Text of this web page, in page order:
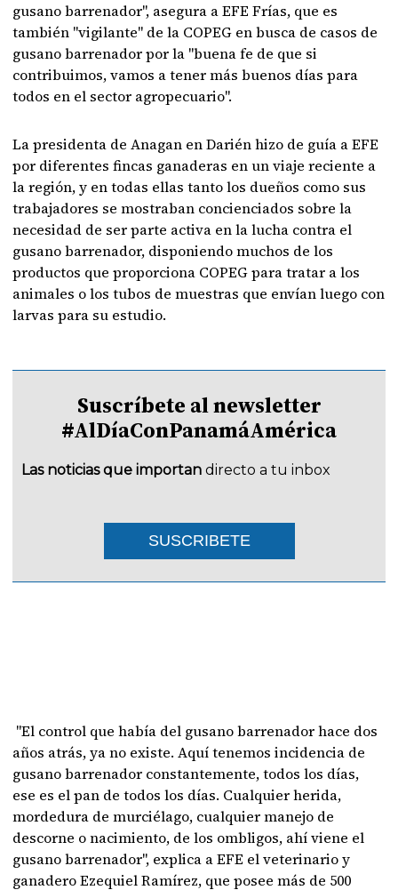
gusano barrenador", asegura a EFE Frías, que es
también "vigilante" de la COPEG en busca de casos de
gusano barrenador por la "buena fe de que si
contribuimos, vamos a tener más buenos días para
todos en el sector agropecuario".
La presidenta de Anagan en Darién hizo de guía a EFE
por diferentes fincas ganaderas en un viaje reciente a
la región, y en todas ellas tanto los dueños como sus
trabajadores se mostraban concienciados sobre la
necesidad de ser parte activa en la lucha contra el
gusano barrenador, disponiendo muchos de los
productos que proporciona COPEG para tratar a los
animales o los tubos de muestras que envían luego con
larvas para su estudio.
Suscríbete al newsletter
#AlDíaConPanamáAmérica
Las noticias que importan directo a tu inbox
SUSCRIBETE
"El control que había del gusano barrenador hace dos
años atrás, ya no existe. Aquí tenemos incidencia de
gusano barrenador constantemente, todos los días,
ese es el pan de todos los días. Cualquier herida,
mordedura de murciélago, cualquier manejo de
descorne o nacimiento, de los ombligos, ahí viene el
gusano barrenador", explica a EFE el veterinario y
ganadero Ezequiel Ramírez, que posee más de 500